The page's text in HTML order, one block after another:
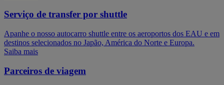
Serviço de transfer por shuttle
Apanhe o nosso autocarro shuttle entre os aeroportos dos EAU e em
destinos selecionados no Japão, América do Norte e Europa.
Saiba mais
Parceiros de viagem